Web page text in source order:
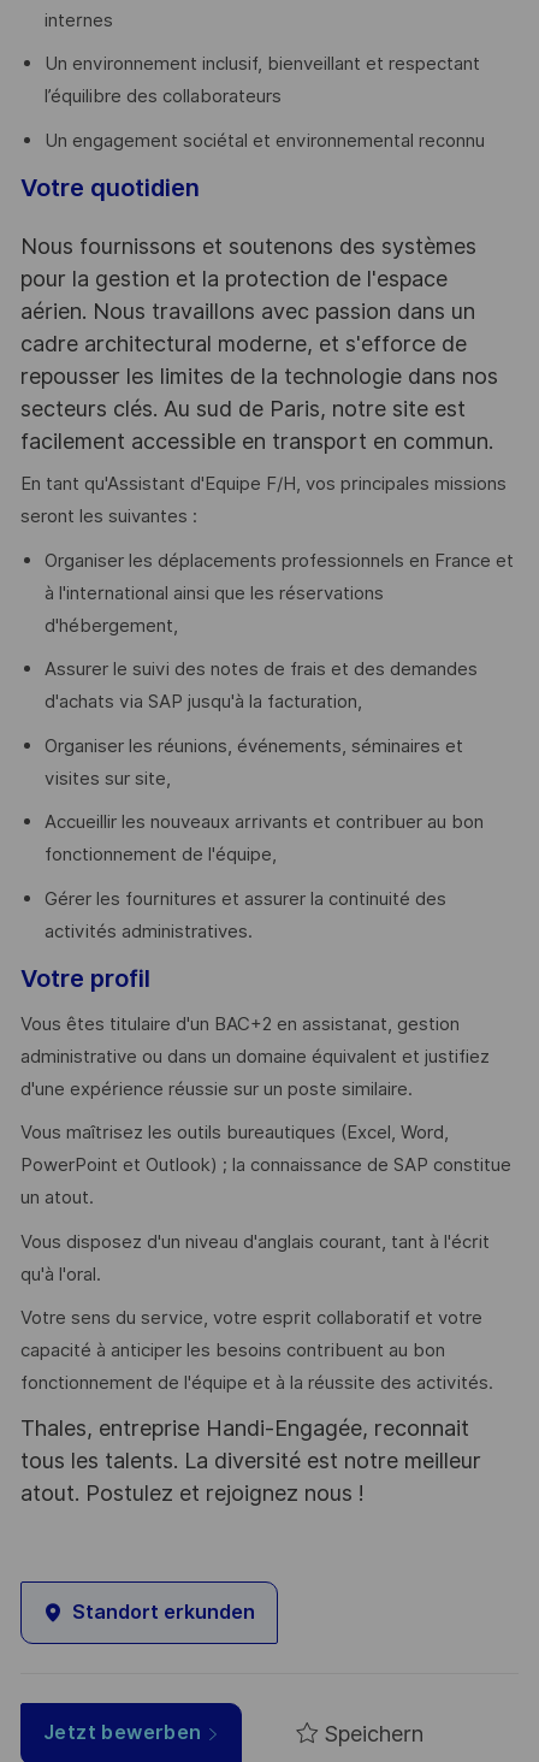
internes
Un environnement inclusif, bienveillant et respectant
l’équilibre des collaborateurs
Un engagement sociétal et environnemental reconnu
Votre quotidien
Nous fournissons et soutenons des systèmes
pour la gestion et la protection de l'espace
aérien. Nous travaillons avec passion dans un
cadre architectural moderne, et s'efforce de
repousser les limites de la technologie dans nos
secteurs clés. Au sud de Paris, notre site est
facilement accessible en transport en commun.
En tant qu'Assistant d'Equipe F/H, vos principales missions
seront les suivantes :
Organiser les déplacements professionnels en France et
à l'international ainsi que les réservations
d'hébergement,
Assurer le suivi des notes de frais et des demandes
d'achats via SAP jusqu'à la facturation,
Organiser les réunions, événements, séminaires et
visites sur site,
Accueillir les nouveaux arrivants et contribuer au bon
fonctionnement de l'équipe,
Gérer les fournitures et assurer la continuité des
activités administratives.
Votre profil
Vous êtes titulaire d'un BAC+2 en assistanat, gestion
administrative ou dans un domaine équivalent et justifiez
d'une expérience réussie sur un poste similaire.
Vous maîtrisez les outils bureautiques (Excel, Word,
PowerPoint et Outlook) ; la connaissance de SAP constitue
un atout.
Vous disposez d'un niveau d'anglais courant, tant à l'écrit
qu'à l'oral.
Votre sens du service, votre esprit collaboratif et votre
capacité à anticiper les besoins contribuent au bon
fonctionnement de l'équipe et à la réussite des activités.
Thales, entreprise Handi-Engagée, reconnait
tous les talents. La diversité est notre meilleur
atout. Postulez et rejoignez nous !
Standort erkunden
Jetzt bewerben Speichern